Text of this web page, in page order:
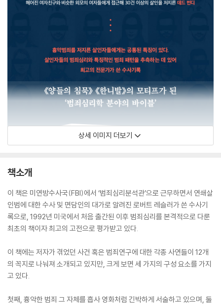
상세 이미지 더보기
책소개
이 책은 미연방수사국(FBI)에서 ‘범죄심리분석관’으로 근무하면서 연쇄살
인범에 대한 수사 및 면담인의 대가로 알려진 로버트 레슬러가 쓴 수사기
록으로, 1992년 미국에서 처음 출간된 이후 범죄심리를 본격적으로 다룬
최초의 책이자 최고의 고전으로 평가받고 있다.
이 책에는 저자가 겪었던 사건 혹은 범죄연구에 대한 각종 사연들이 12개
의 꼭지로 나눠져 소개되고 있지만, 크게 보면 세 가지의 구성 요소를 가지
고 있다.
첫째, 흉악한 범죄 그 자체를 흡사 영화처럼 긴박하게 서술하고 있으며, 둘